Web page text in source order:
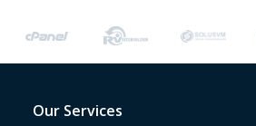
Our Services